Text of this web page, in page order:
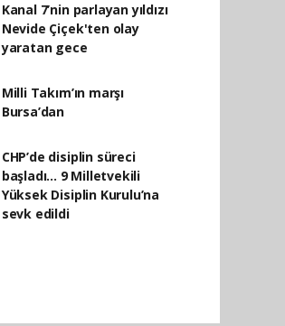
Kanal 7’nin parlayan yıldızı
Nevide Çiçek'ten olay
yaratan gece
Milli Takım’ın marşı
Bursa’dan
CHP’de disiplin süreci
başladı... 9 Milletvekili
Yüksek Disiplin Kurulu’na
sevk edildi